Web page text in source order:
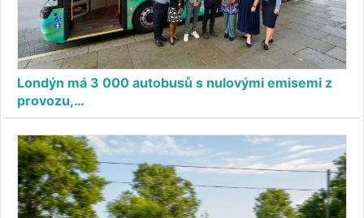
Londýn má 3 000 autobusů s nulovými emisemi z
provozu,…